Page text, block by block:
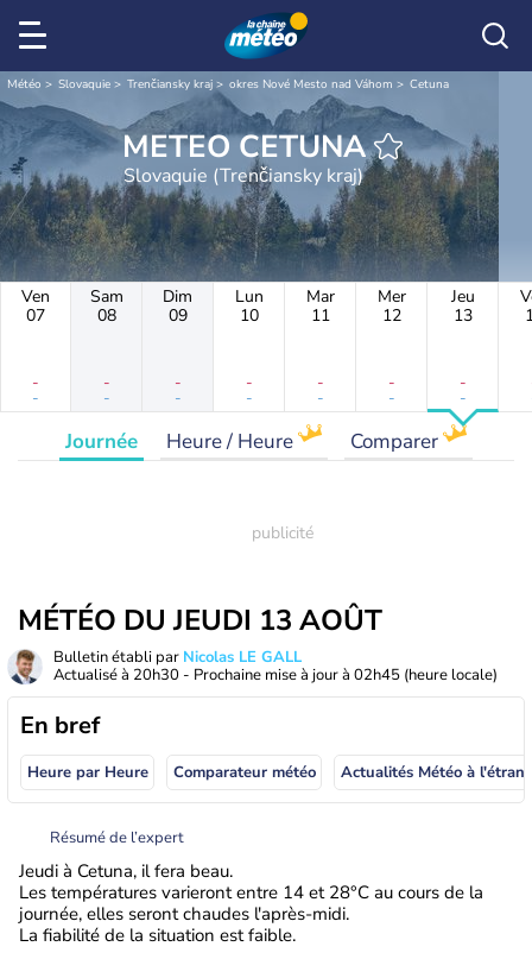
Météo Slovaquie Trenčiansky kraj okres Nové Mesto nad Váhom Cetuna
METEO CETUNA
Slovaquie (Trenčiansky kraj)
Ven
07
-
-
Sam
08
-
-
Dim
09
-
-
Lun
10
-
-
Mar
11
-
-
Mer
12
-
-
Jeu
13
-
-
Journée Heure / Heure Comparer
MÉTÉO DU JEUDI 13 AOÛT
Bulletin établi par Nicolas LE GALL
Actualisé à 20h30 - Prochaine mise à jour à 02h45 (heure locale)
En bref
Heure par Heure Comparateur météo
Résumé de l’expert
Jeudi à Cetuna, il fera beau.
Les températures varieront entre 14 et 28°C au cours de la
journée, elles seront chaudes l'après-midi.
La fiabilité de la situation est faible.